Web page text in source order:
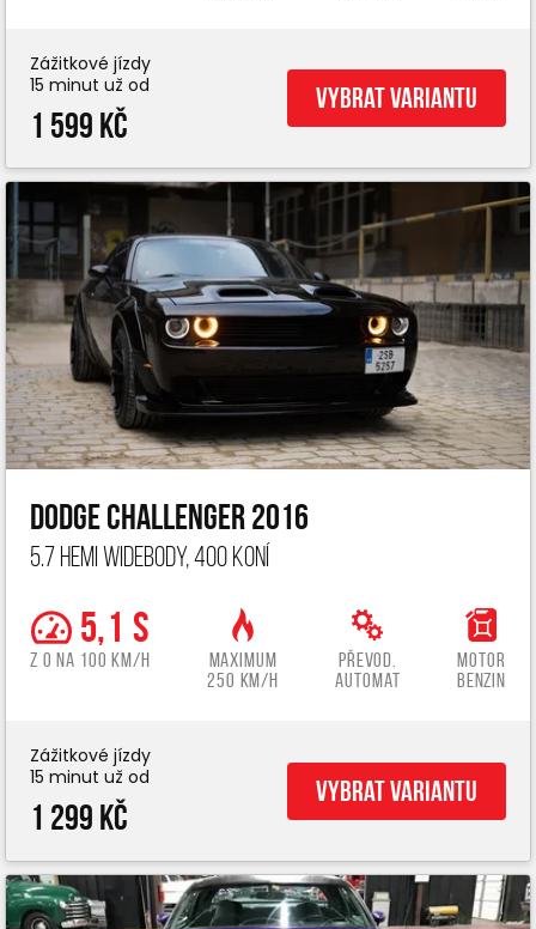
Zážitkové jízdy
15 minut už od
1 599 Kč
Vybrat variantu
Dodge Challenger 2016
5.7 Hemi widebody, 400 koní
5,1 s
z 0 na 100 km/h
Maximum
250 km/h
Převod.
automat
Motor
benzin
Zážitkové jízdy
15 minut už od
1 299 Kč
Vybrat variantu